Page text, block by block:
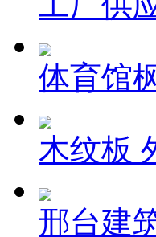
体育馆
木纹板
邢台建